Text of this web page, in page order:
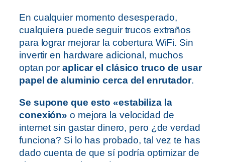
En cualquier momento desesperado,
cualquiera puede seguir trucos extraños
para lograr mejorar la cobertura WiFi. Sin
invertir en hardware adicional, muchos
optan por aplicar el clásico truco de usar
papel de aluminio cerca del enrutador.
Se supone que esto «estabiliza la
conexión» o mejora la velocidad de
internet sin gastar dinero, pero ¿de verdad
funciona? Si lo has probado, tal vez te has
dado cuenta de que sí podría optimizar de